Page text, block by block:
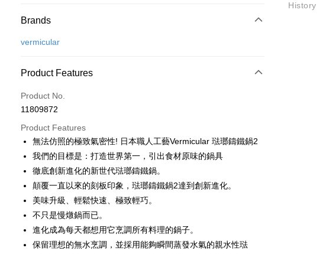
Payment Method
Credit Card (Full Payment)
Taiwan Cooperative Bank
Hua Nan Commercial Bank
The Shanghai Commercial &
Savings Bank
Cathay United Bank
Bank
Taiwan Business Bank
Taichung Commercial Bank
HSBC Bank (Taiwan) Limited
Hwatai Bank
Union Bank of Taiwan
Yuanta Commercial Bank
Taishin International Bank
CTBC Bank
Taiwan Rakuten Card, Inc.
0% for 6 months
Hua Nan Commercial Bank
The Shanghai Commercial &
Savings Bank
Taipei Fubon Commercial Bank
Cathay United Bank
Mega International Commercial
Taiwan Business Bank
Taichung Commercial Bank
HSBC Bank (Taiwan) Limited
Union Bank of Taiwan
Yuanta Commercial Bank
Bank SinoPac
E.SUN Commercial Bank
DBS Bank
LINE Pay
Apple Pay
JKOPAY
Google Pay
ATM Transfer
Brands
vermicular
Product Features
Product No.
11809872
Product Features
無法仿照的極致氣密性! 日本職人工藝Vermicular 琺瑯鑄鐵鍋2
我們的目標是：打造世界第一，引出食材原味的鍋具
徹底創新進化的新世代琺瑯鑄鐵鍋。
顛覆一直以來的刻板印象，琺瑯鑄鐵鍋2達到創新進化。
美味升級、輕鬆快速、極致輕巧。
不只是慢燉鍋而已。
進化成為每天都想用它烹調所有料理的鍋子。
保留理想的無水烹調，並採用能夠瞬間蒸發水氣的親水性琺
History